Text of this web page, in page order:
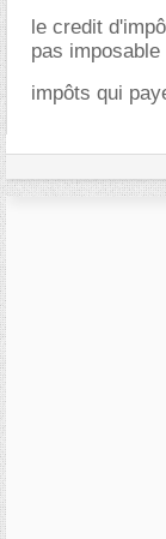
le credit
pas
impôts qui